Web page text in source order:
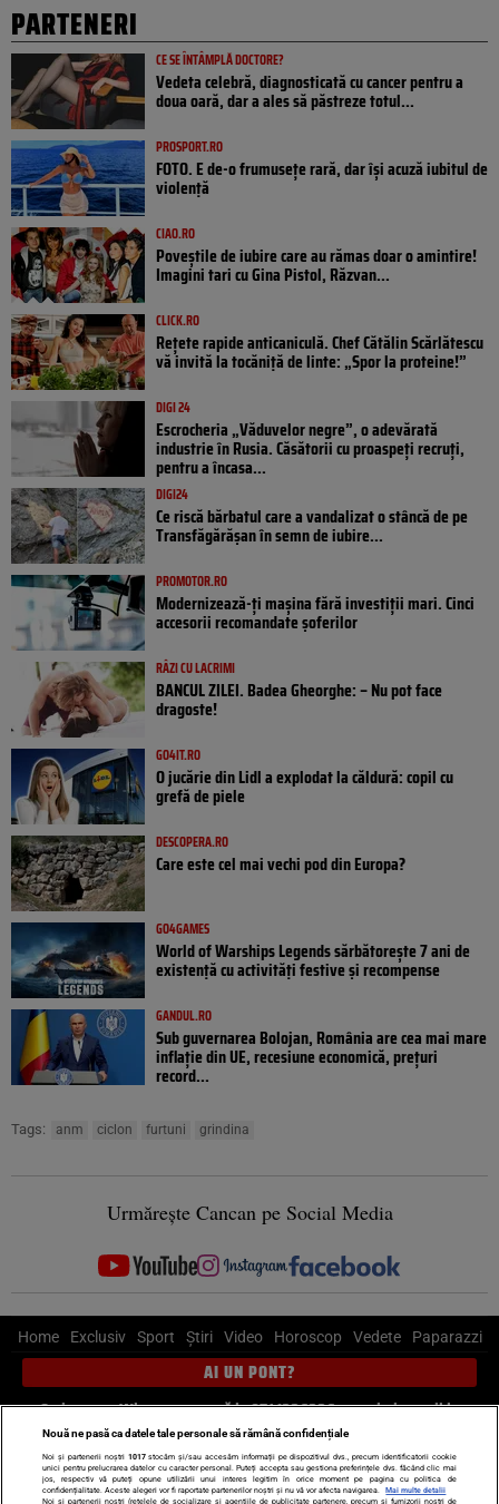
PARTENERI
CE SE ÎNTÂMPLĂ DOCTORE?
Vedeta celebră, diagnosticată cu cancer pentru a
doua oară, dar a ales să păstreze totul...
PROSPORT.RO
FOTO. E de-o frumusețe rară, dar își acuză iubitul de
violență
CIAO.RO
Poveştile de iubire care au rămas doar o amintire!
Imagini tari cu Gina Pistol, Răzvan...
CLICK.RO
Rețete rapide anticaniculă. Chef Cătălin Scărlătescu
vă invită la tocăniță de linte: „Spor la proteine!”
DIGI 24
Escrocheria „Văduvelor negre”, o adevărată
industrie în Rusia. Căsătorii cu proaspeți recruți,
pentru a încasa...
DIGI24
Ce riscă bărbatul care a vandalizat o stâncă de pe
Transfăgărășan în semn de iubire...
PROMOTOR.RO
Modernizează-ți mașina fără investiții mari. Cinci
accesorii recomandate șoferilor
RÂZI CU LACRIMI
BANCUL ZILEI. Badea Gheorghe: – Nu pot face
dragoste!
GO4IT.RO
O jucărie din Lidl a explodat la căldură: copil cu
grefă de piele
DESCOPERA.RO
Care este cel mai vechi pod din Europa?
GO4GAMES
World of Warships Legends sărbătorește 7 ani de
existență cu activități festive și recompense
GANDUL.RO
Sub guvernarea Bolojan, România are cea mai mare
inflație din UE, recesiune economică, prețuri
record...
Tags: anm ciclon furtuni grindina
Urmărește Cancan pe Social Media
Home Exclusiv Sport Știri Video Horoscop Vedete Paparazzi
AI UN PONT?
Scrie-ne pe Whatsapp, sună la 0741226226 sau trimite mail la
pont@cancan.ro
Știri interne Știri externe Politică
Nouă ne pasă ca datele tale personale să rămână confidențiale
Noi și partenerii noștri 1017stocăm și/sau accesăm informații pe dispozitivul dvs., precum identificatorii cookie
unici pentru prelucrarea datelor cu caracter personal. Puteți accepta sau gestiona preferințele dvs. făcând clic mai
jos, respectiv vă puteți opune utilizării unui interes legitim în orice moment pe pagina cu politica de
confidențialitate. Aceste alegeri vor fi raportate partenerilor noștri și nu vă vor afecta navigarea.
Mai multe detalii
Noi si partenerii nostri (retelele de socializare si agentiile de publicitate partenere, precum si furnizorii nostri de